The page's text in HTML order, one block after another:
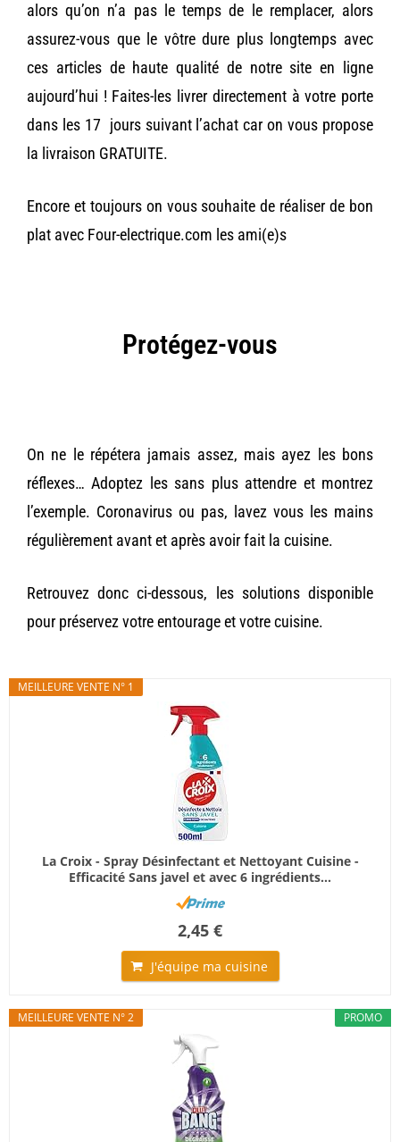
alors qu’on n’a pas le temps de le remplacer, alors
assurez-vous que le vôtre dure plus longtemps avec
ces articles de haute qualité de notre site en ligne
aujourd’hui ! Faites-les livrer directement à votre porte
dans les 17 jours suivant l’achat car on vous propose
la livraison GRATUITE.
Encore et toujours on vous souhaite de réaliser de bon
plat avec Four-electrique.com les ami(e)s
Protégez-vous
On ne le répétera jamais assez, mais ayez les bons
réflexes… Adoptez les sans plus attendre et montrez
l’exemple. Coronavirus ou pas, lavez vous les mains
régulièrement avant et après avoir fait la cuisine.
Retrouvez donc ci-dessous, les solutions disponible
pour préservez votre entourage et votre cuisine.
MEILLEURE VENTE N° 1
La Croix - Spray Désinfectant et Nettoyant Cuisine -
Efficacité Sans javel et avec 6 ingrédients...
2,45 €
J'équipe ma cuisine
PROMO
MEILLEURE VENTE N° 2